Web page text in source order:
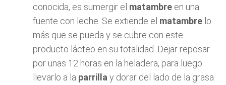
conocida, es sumergir el matambre en una
fuente con leche. Se extiende el matambre lo
más que se pueda y se cubre con este
producto lácteo en su totalidad. Dejar reposar
por unas 12 horas en la heladera, para luego
llevarlo a la parrilla y dorar del lado de la grasa